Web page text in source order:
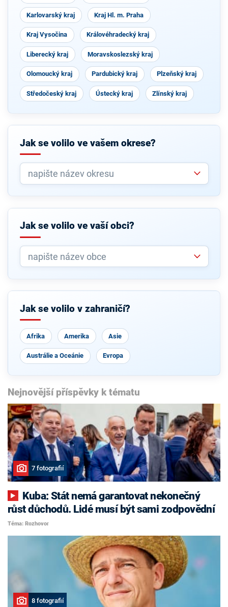
Karlovarský kraj Kraj Hl. m. Praha
Kraj Vysočina Královéhradecký kraj
Liberecký kraj Moravskoslezský kraj
Olomoucký kraj Pardubický kraj Plzeňský kraj
Středočeský kraj Ústecký kraj Zlínský kraj
Jak se volilo ve vašem okrese?
Jak se volilo ve vaší obci?
Jak se volilo v zahraničí?
Afrika Amerika Asie
Austrálie a Oceánie Evropa
Nejnovější příspěvky k tématu
7 fotografií
růst důchodů. Lidé musí být sami zodpovědní
Téma: Rozhovor
8 fotografií